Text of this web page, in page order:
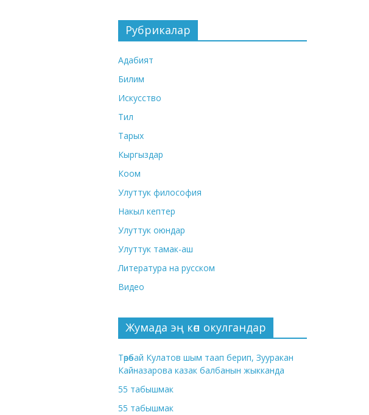
Рубрикалар
Адабият
Билим
Искусство
Тил
Тарых
Кыргыздар
Коом
Улуттук философия
Накыл кептер
Улуттук оюндар
Улуттук тамак-аш
Литература на русском
Видео
Жумада эң көп окулгандар
Төрөбай Кулатов шым таап берип, Зууракан
Кайназарова казак балбанын жыкканда
55 табышмак
55 табышмак